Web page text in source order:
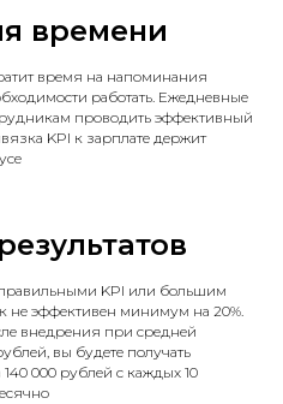
времени
время на напоминания
работать. Ежедневные
проводить эффективный
KPI к зарплате держит
KPI или большим
не эффективен минимум на 20%.
внедрения при средней
вы будете получать
140 000 рублей с каждых 10